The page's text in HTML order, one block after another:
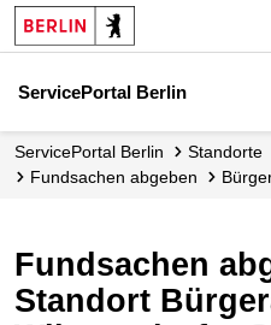
ServicePortal Berlin
ServicePortal Berlin Standorte
Fundsachen abgeben
Fundsachen
Standort